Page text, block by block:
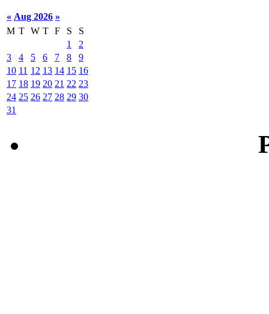
« Aug 2026 »
M T W T F S
S
1
2
3
4 5 6 7 8
9
10 11 12 13 14 15 16
17 18 19 20 21 22 23
24 25 26 27 28 29 30
31